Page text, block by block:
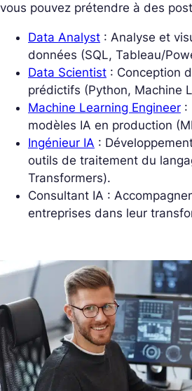
vous pouvez prétendre à des
Data Analyst : Analyse et
données (SQL, Tableau/
Data Scientist : Conception
prédictifs (Python, Machine
Machine Learning Engineer :
modèles IA en production
Ingénieur IA :
outils de traitement du
Transformers).
Consultant IA :
entreprises dans leur